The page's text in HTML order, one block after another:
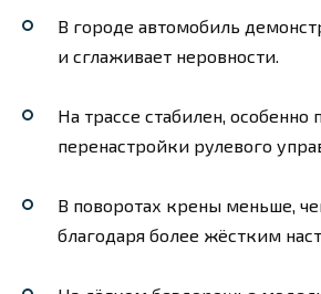
В городе автомобиль
и сглаживает неровности.
На трассе стабилен, особенно
перенастройки рулевого
В поворотах крены меньше,
благодаря более жёстким